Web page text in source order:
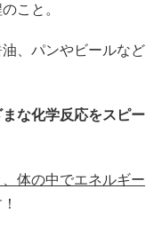
こと。
、パンやビールなど
な化学反応をスピー
体の中でエネルギー